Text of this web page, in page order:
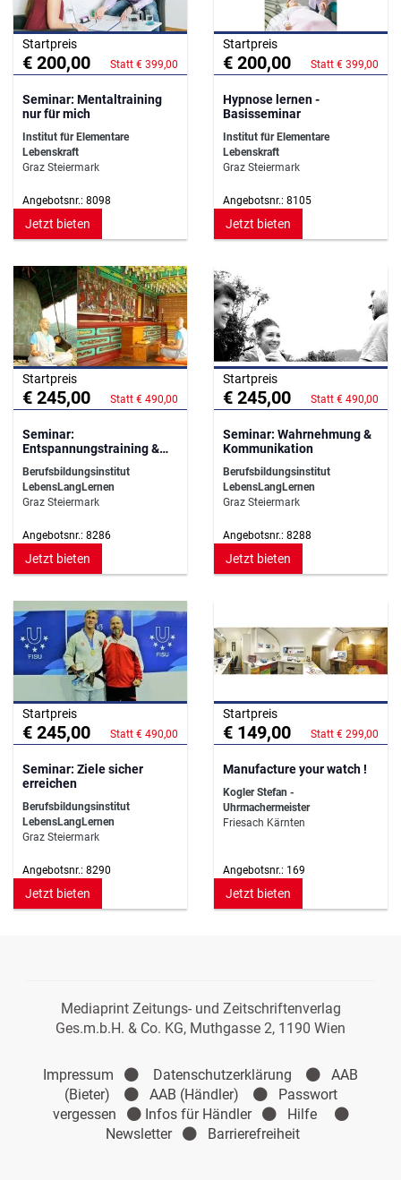
Startpreis
€ 200,00 Statt € 399,00
Seminar: Mentaltraining
nur für mich
Institut für Elementare
Lebenskraft
Graz Steiermark
Angebotsnr.: 8098
Jetzt bieten
Startpreis
€ 200,00 Statt € 399,00
Hypnose lernen -
Basisseminar
Institut für Elementare
Lebenskraft
Graz Steiermark
Angebotsnr.: 8105
Jetzt bieten
Startpreis
€ 245,00 Statt € 490,00
Seminar:
Entspannungstraining &
Berufsbildungsinstitut
LebensLangLernen
Graz Steiermark
Angebotsnr.: 8286
Jetzt bieten
Startpreis
€ 245,00 Statt € 490,00
Seminar: Wahrnehmung &
Kommunikation
Berufsbildungsinstitut
LebensLangLernen
Graz Steiermark
Angebotsnr.: 8288
Jetzt bieten
Startpreis
€ 245,00 Statt € 490,00
Seminar: Ziele sicher
erreichen
Berufsbildungsinstitut
LebensLangLernen
Graz Steiermark
Angebotsnr.: 8290
Jetzt bieten
Startpreis
€ 149,00 Statt € 299,00
Manufacture your watch !
Kogler Stefan -
Uhrmachermeister
Friesach Kärnten
Angebotsnr.: 169
Jetzt bieten
Mediaprint Zeitungs- und Zeitschriftenverlag
Ges.m.b.H. & Co. KG, Muthgasse 2, 1190 Wien
Impressum Datenschutzerklärung
AAB
(Bieter)
AAB (Händler)
Passwort
vergessen
Infos für Händler
Hilfe
Newsletter
Barrierefreiheit